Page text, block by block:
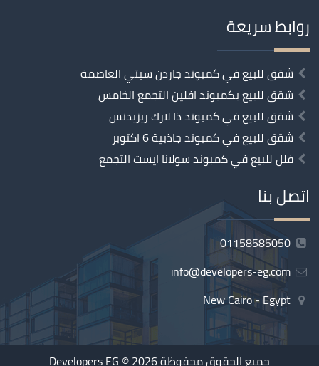
روابط سريعة
شقق للبيع في كمبوند جاردن سيتي العاصمة
شقق للبيع بكمبوند افلين التجمع الخامس
شقق للبيع في كمبوند ذا لارك ريزيدنس
شقق للبيع في كمبوند جاذبية 6 اكتوبر
فلل للبيع في كمبوند سولانا ايست التجمع
اتصل بنا
جميع الحقوق محفوظة 2026 © Developers EG